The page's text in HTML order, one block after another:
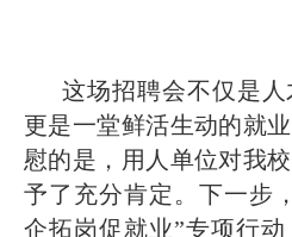
这场招聘会不仅是人
更是一堂鲜活生动的就
慰的是，用人单位对我
予了充分肯定。下一步
企拓岗促就业”专项行